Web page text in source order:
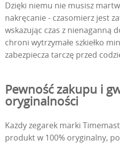
Dzięki niemu nie musisz
nakręcanie - czasomierz jest
wskazując czas z nienaganną
chroni wytrzymałe szkiełko
zabezpiecza tarczę przed
Pewność zakupu i
oryginalności
Każdy zegarek marki
produkt w 100% oryginalny,